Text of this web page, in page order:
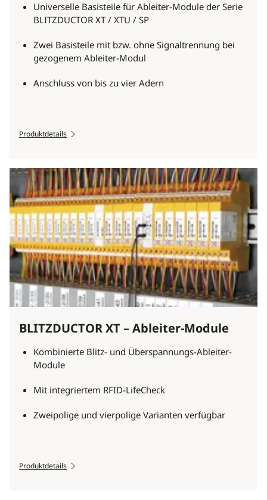
Universelle Basisteile für Ableiter-Module der Serie
BLITZDUCTOR XT / XTU / SP
Zwei Basisteile mit bzw. ohne Signaltrennung bei
gezogenem Ableiter-Modul
Anschluss von bis zu vier Adern
Produktdetails
BLITZDUCTOR XT – Ableiter-Module
Kombinierte Blitz- und Überspannungs-Ableiter-
Module
Mit integriertem RFID-LifeCheck
Zweipolige und vierpolige Varianten verfügbar
Produktdetails